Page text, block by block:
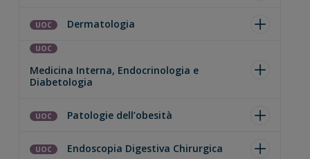
UOC Dermatologia
UOC
Medicina Interna, Endocrinologia e
Diabetologia
UOC Patologie dell’obesità
UOC Endoscopia Digestiva Chirurgica